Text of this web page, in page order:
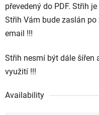
převedený do PDF. Střih
Střih Vám bude zaslán
email !!!
Střih nesmí být dále šířen
využití !!!
Availability